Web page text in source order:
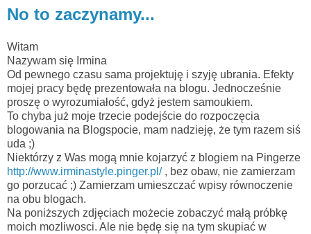
No to zaczynamy...
Witam
Nazywam się Irmina
Od pewnego czasu sama projektuję i szyję ubrania. Efekty
mojej pracy będę prezentowała na blogu. Jednocześnie
proszę o wyrozumiałość, gdyż jestem samoukiem.
To chyba już moje trzecie podejście do rozpoczęcia
blogowania na Blogspocie, mam nadzieję, że tym razem siś
uda ;)
Niektórzy z Was mogą mnie kojarzyć z blogiem na Pingerze
http://www.irminastyle.pinger.pl/, bez obaw, nie zamierzam
go porzucać ;) Zamierzam umieszczać wpisy równoczenie
na obu blogach.
Na poniższych zdjęciach możecie zobaczyć małą próbkę
moich mozliwosci. Ale nie będę się na tym skupiać w